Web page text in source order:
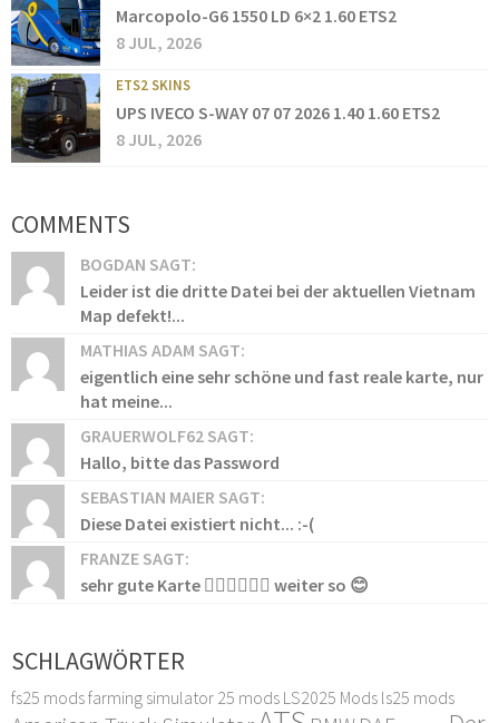
Marcopolo-G6 1550 LD 6×2 1.60 ETS2
8 JUL, 2026
ETS2 SKINS
UPS IVECO S-WAY 07 07 2026 1.40 1.60 ETS2
8 JUL, 2026
COMMENTS
BOGDAN SAGT:
Leider ist die dritte Datei bei der aktuellen Vietnam
Map defekt!...
MATHIAS ADAM SAGT:
eigentlich eine sehr schöne und fast reale karte, nur
hat meine...
GRAUERWOLF62 SAGT:
Hallo, bitte das Password
SEBASTIAN MAIER SAGT:
Diese Datei existiert nicht... :-(
FRANZE SAGT:
sehr gute Karte 👍🏻👍🏻👍🏻 weiter so 😊
SCHLAGWÖRTER
fs25 modsfarming simulator 25 mods LS2025 Mods ls25 mods